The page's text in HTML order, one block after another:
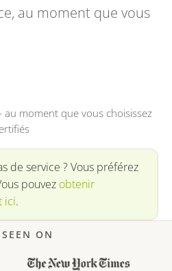
au moment que vous
moment que vous choisissez
de service ? Vous préférez
pouvez obtenir
ici.
ON